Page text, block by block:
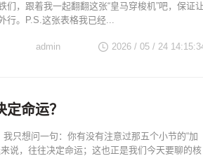
，跟着我一起翻翻这张“皇马穿梭机”吧，保证让
行。P.S.这张表格我已经...
2026 / 05 / 24
admin
命运？
只想问一句：你有没有注意过那五个小节的“加
说，往往决定命运；这也正是我们今天要聊的核